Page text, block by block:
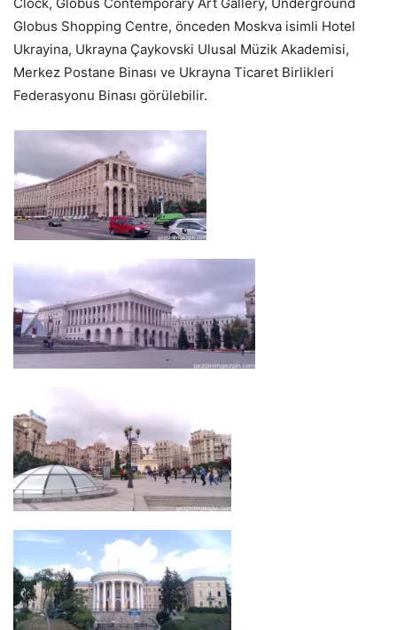
Globus Shopping Centre, önceden Moskva isimli Hotel
Ukrayina, Ukrayna Çaykovski Ulusal Müzik Akademisi,
Merkez Postane Binası ve Ukrayna Ticaret Birlikleri
Federasyonu Binası görülebilir.